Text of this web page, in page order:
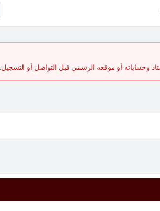
وحساباته أو موقعه الرسمي قبل التواصل أو التسجيل.